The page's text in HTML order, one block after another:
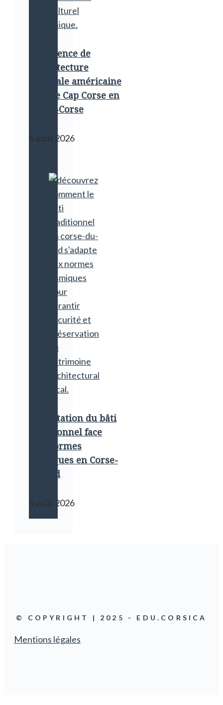
L’influence de
l’architecture
coloniale américaine
dans le Cap Corse en
Haute-Corse
6 août 2026
L’adaptation du bâti
traditionnel face
aux normes
sismiques en Corse-
du-Sud
5 août 2026
© COPYRIGHT | 2025 - EDU.CORSICA
Mentions légales